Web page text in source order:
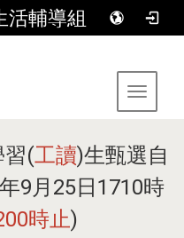
活輔導組
Toggle
習(工讀)生甄選自
9月25日1710時
時止)